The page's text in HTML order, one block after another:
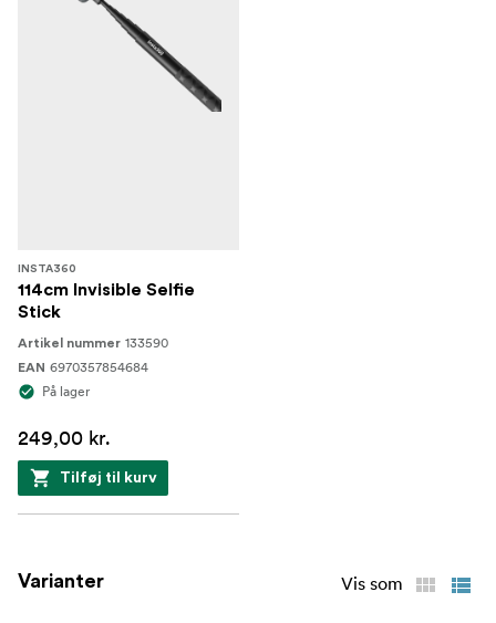
INSTA360
114cm Invisible Selfie
Stick
Artikel nummer 133590
EAN 6970357854684
På lager
249,00 kr.
Tilføj til kurv
Varianter Vis som